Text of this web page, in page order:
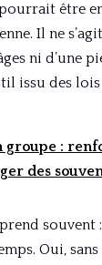
être
Il ne
ni d’une
issu des
groupe :
des
souvent
Oui,